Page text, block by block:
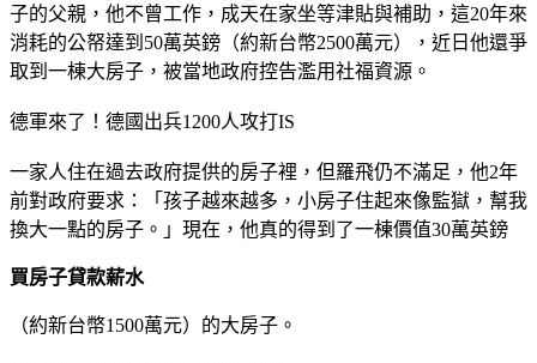
子的父親，他不曾工作，成天在家坐等津貼與補助，這20年來
消耗的公帑達到50萬英鎊（約新台幣2500萬元），近日他還爭
取到一棟大房子，被當地政府控告濫用社福資源。
德軍來了！德國出兵1200人攻打IS
一家人住在過去政府提供的房子裡，但羅飛仍不滿足，他2年
前對政府要求：「孩子越來越多，小房子住起來像監獄，幫我
換大一點的房子。」現在，他真的得到了一棟價值30萬英鎊
買房子貸款薪水
（約新台幣1500萬元）的大房子。